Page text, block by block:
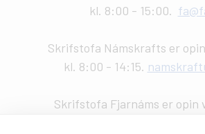
kl. 8:00 - 15:00.
Skrifstofa Námskrafts er
kl. 8:00 - 14:15.
Skrifstofa Fjarnáms er opin